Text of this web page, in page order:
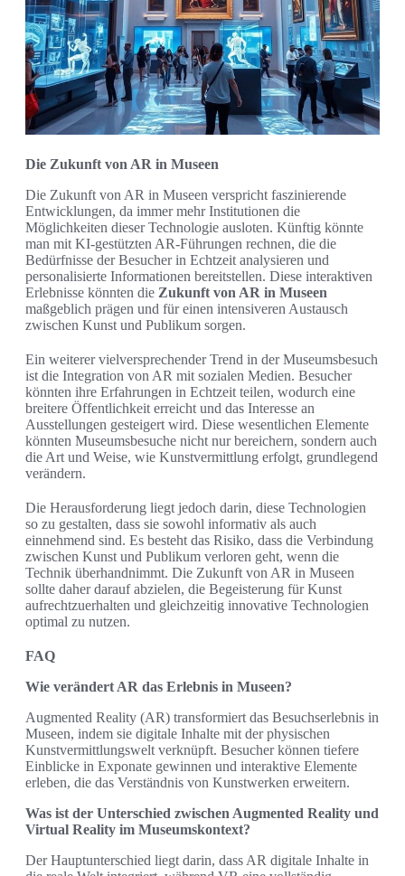
Die Zukunft von AR in Museen
Die Zukunft von AR in Museen verspricht faszinierende
Entwicklungen, da immer mehr Institutionen die
Möglichkeiten dieser Technologie ausloten. Künftig könnte
man mit KI-gestützten AR-Führungen rechnen, die die
Bedürfnisse der Besucher in Echtzeit analysieren und
personalisierte Informationen bereitstellen. Diese interaktiven
Erlebnisse könnten die Zukunft von AR in Museen
maßgeblich prägen und für einen intensiveren Austausch
zwischen Kunst und Publikum sorgen.
Ein weiterer vielversprechender Trend in der Museumsbesuch
ist die Integration von AR mit sozialen Medien. Besucher
könnten ihre Erfahrungen in Echtzeit teilen, wodurch eine
breitere Öffentlichkeit erreicht und das Interesse an
Ausstellungen gesteigert wird. Diese wesentlichen Elemente
könnten Museumsbesuche nicht nur bereichern, sondern auch
die Art und Weise, wie Kunstvermittlung erfolgt, grundlegend
verändern.
Die Herausforderung liegt jedoch darin, diese Technologien
so zu gestalten, dass sie sowohl informativ als auch
einnehmend sind. Es besteht das Risiko, dass die Verbindung
zwischen Kunst und Publikum verloren geht, wenn die
Technik überhandnimmt. Die Zukunft von AR in Museen
sollte daher darauf abzielen, die Begeisterung für Kunst
aufrechtzuerhalten und gleichzeitig innovative Technologien
optimal zu nutzen.
FAQ
Wie verändert AR das Erlebnis in Museen?
Augmented Reality (AR) transformiert das Besuchserlebnis in
Museen, indem sie digitale Inhalte mit der physischen
Kunstvermittlungswelt verknüpft. Besucher können tiefere
Einblicke in Exponate gewinnen und interaktive Elemente
erleben, die das Verständnis von Kunstwerken erweitern.
Was ist der Unterschied zwischen Augmented Reality und
Virtual Reality im Museumskontext?
Der Hauptunterschied liegt darin, dass AR digitale Inhalte in